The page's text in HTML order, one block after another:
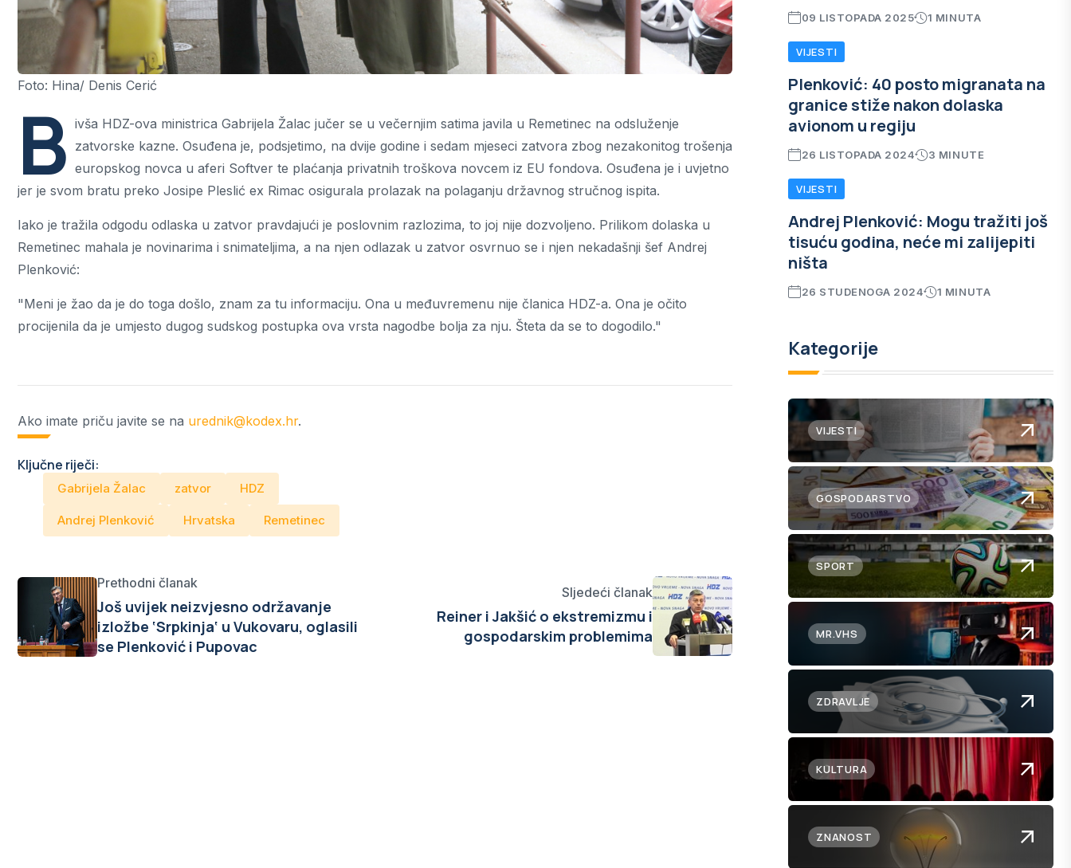
Foto: Hina/ Denis Cerić
B ivša HDZ-ova ministrica Gabrijela Žalac jučer se u večernjim satima javila u Remetinec na odsluženje
zatvorske kazne. Osuđena je, podsjetimo, na dvije godine i sedam mjeseci zatvora zbog nezakonitog trošenja
europskog novca u aferi Softver te plaćanja privatnih troškova novcem iz EU fondova. Osuđena je i uvjetno
jer je svom bratu preko Josipe Pleslić ex Rimac osigurala prolazak na polaganju državnog stručnog ispita.
Iako je tražila odgodu odlaska u zatvor pravdajući je poslovnim razlozima, to joj nije dozvoljeno. Prilikom dolaska u
Remetinec mahala je novinarima i snimateljima, a na njen odlazak u zatvor osvrnuo se i njen nekadašnji šef Andrej
Plenković:
"Meni je žao da je do toga došlo, znam za tu informaciju. Ona u međuvremenu nije članica HDZ-a. Ona je očito
procijenila da je umjesto dugog sudskog postupka ova vrsta nagodbe bolja za nju. Šteta da se to dogodilo."
Ako imate priču javite se na urednik@kodex.hr.
Ključne riječi:
Gabrijela Žalac zatvor HDZ
Andrej Plenković Hrvatska Remetinec
Prethodni članak
Još uvijek neizvjesno održavanje
izložbe ‘Srpkinja‘ u Vukovaru, oglasili
se Plenković i Pupovac
Sljedeći članak
Reiner i Jakšić o ekstremizmu i
gospodarskim problemima
09 LISTOPADA 2025 1 MINUTA
VIJESTI
Plenković: 40 posto migranata na
granice stiže nakon dolaska
avionom u regiju
26 LISTOPADA 2024 3 MINUTE
VIJESTI
Andrej Plenković: Mogu tražiti još
tisuću godina, neće mi zalijepiti
ništa
26 STUDENOGA 2024 1 MINUTA
Kategorije
VIJESTI
GOSPODARSTVO
SPORT
MR.VHS
ZDRAVLJE
KULTURA
ZNANOST